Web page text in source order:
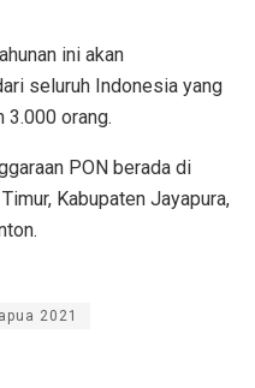
ini akan
seluruh Indonesia yang
3.000 orang.
PON berada di
Kabupaten Jayapura,
2021